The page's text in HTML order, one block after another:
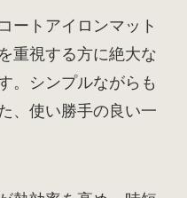
ートアイロンマット
重視する方に絶大な
。シンプルながらも
、使い勝手の良い一